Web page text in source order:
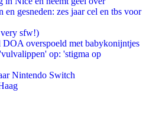
en gesneden: zes jaar cel en tbs voor
sfw!)
DOA overspoeld met babykonijntjes
op: 'stigma op
Nintendo Switch